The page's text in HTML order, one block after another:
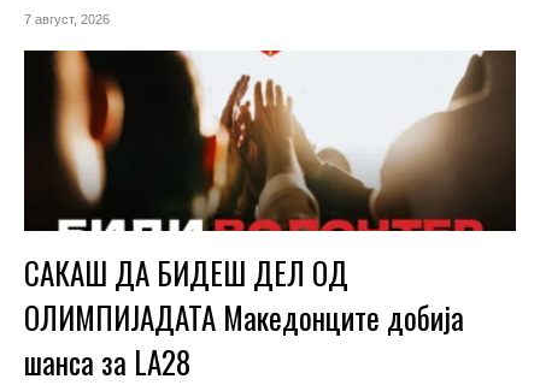
7 август, 2026
САКАШ ДА БИДЕШ ДЕЛ ОД
ОЛИМПИЈАДАТА Македонците добија
шанса за LA28